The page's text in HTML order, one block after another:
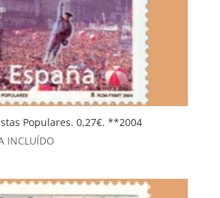
Populares. 0,27€. **2004
INCLUÍDO